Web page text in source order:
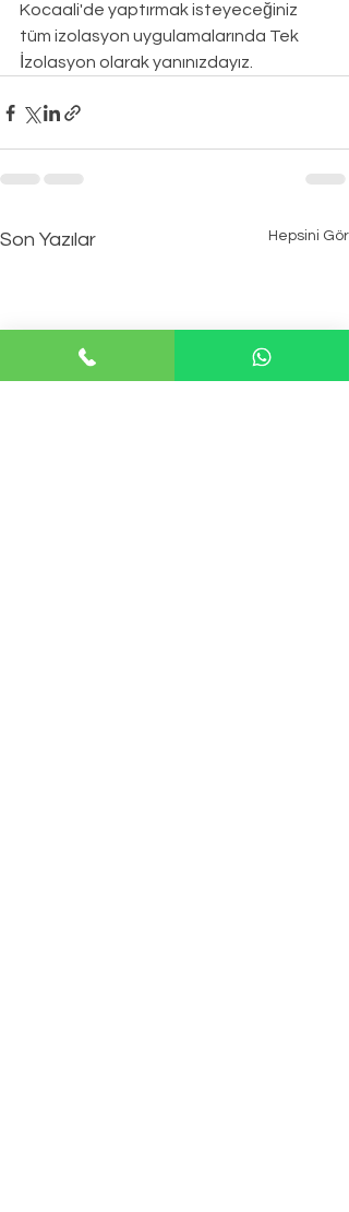
Kocaali'de yaptırmak isteyeceğiniz
tüm izolasyon uygulamalarında Tek
İzolasyon olarak yanınızdayız.
Son Yazılar Hepsini Gör